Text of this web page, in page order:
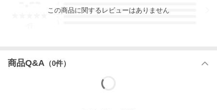
3
この商品に関するレビューはありません
商品Q&A （0件）